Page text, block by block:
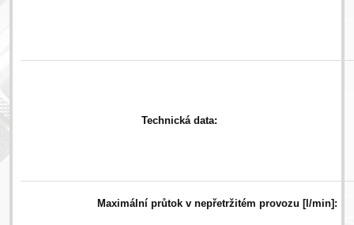
Technická data:
Maximální průtok v nepřetržitém provozu [l/min]: